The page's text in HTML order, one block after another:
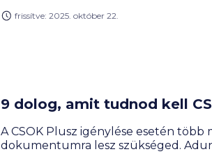
frissítve: 2025. október 22.
9 dolog, amit tudnod kell
A CSOK Plusz igénylése esetén
dokumentumra lesz szükséged.